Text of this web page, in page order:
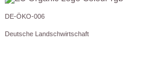
DE-ÖKO-006
Deutsche Landschwirtschaft